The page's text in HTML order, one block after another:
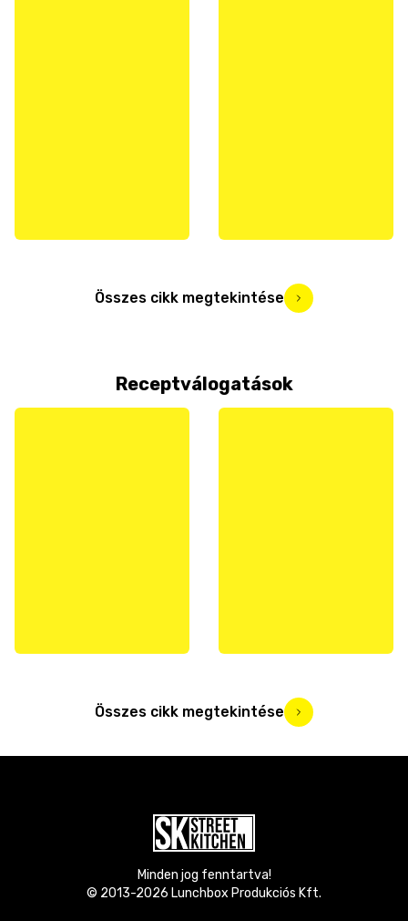
Összes cikk megtekintése
Receptválogatások
Összes cikk megtekintése
Minden jog fenntartva!
© 2013-2026 Lunchbox Produkciós Kft.